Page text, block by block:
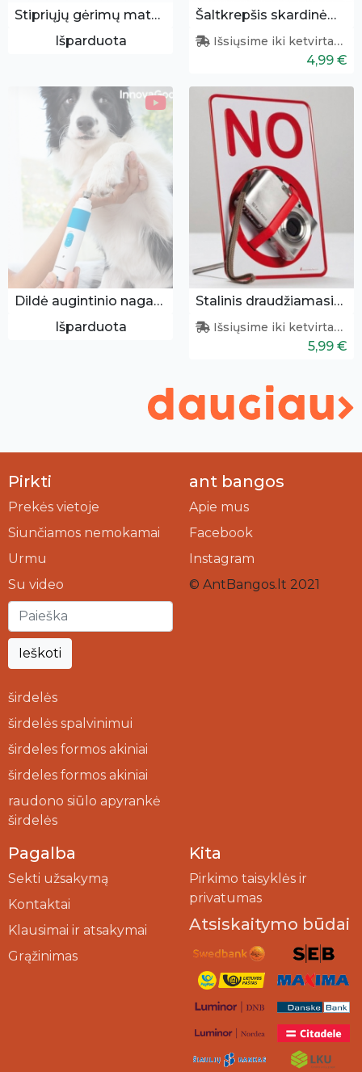
Stipriųjų gėrimų matuoklis 30ml - menzūrėlė
Išparduota
Šaltkrepšis skardinėms
Išsiųsime iki ketvirtadienio
4,99 €
Dildė augintinio nagams
Išparduota
Stalinis draudžiamasis ženklas
Išsiųsime iki ketvirtadienio
5,99 €
Pirkti
Prekės vietoje
Siunčiamos nemokamai
Urmu
Su video
Ieškoti
širdelės
širdelės spalvinimui
širdeles formos akiniai
širdeles formos akiniai
raudono siūlo apyrankė
širdelės
ant bangos
Apie mus
Facebook
Instagram
© AntBangos.lt 2021
Pagalba
Sekti užsakymą
Kontaktai
Klausimai ir atsakymai
Grąžinimas
Kita
Pirkimo taisyklės ir
privatumas
Atsiskaitymo būdai